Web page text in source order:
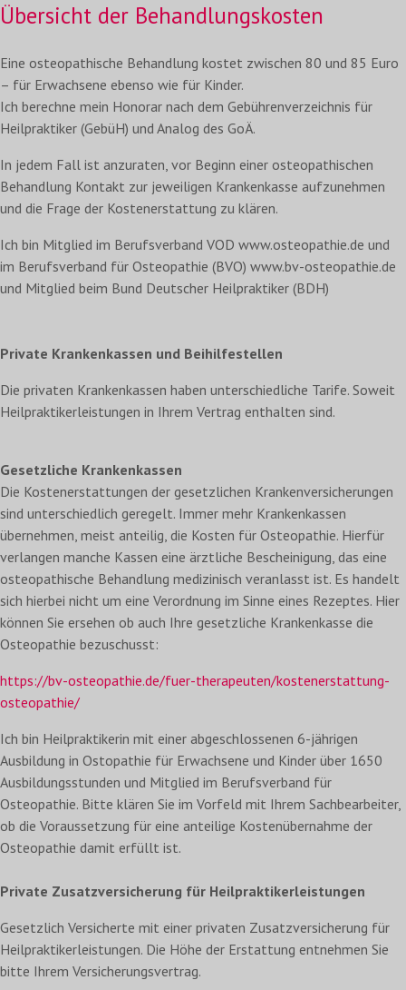
Übersicht der Behandlungskosten
Eine osteopathische Behandlung kostet zwischen 80 und 85 Euro
– für Erwachsene ebenso wie für Kinder.
Ich berechne mein Honorar nach dem Gebührenverzeichnis für
Heilpraktiker (GebüH) und Analog des GoÄ.
In jedem Fall ist anzuraten, vor Beginn einer osteopathischen
Behandlung Kontakt zur jeweiligen Krankenkasse aufzunehmen
und die Frage der Kostenerstattung zu klären.
Ich bin Mitglied im Berufsverband VOD www.osteopathie.de und
im Berufsverband für Osteopathie (BVO) www.bv-osteopathie.de
und Mitglied beim Bund Deutscher Heilpraktiker (BDH)
Private Krankenkassen und Beihilfestellen
Die privaten Krankenkassen haben unterschiedliche Tarife. Soweit
Heilpraktikerleistungen in Ihrem Vertrag enthalten sind.
Gesetzliche Krankenkassen
Die Kostenerstattungen der gesetzlichen Krankenversicherungen
sind unterschiedlich geregelt. Immer mehr Krankenkassen
übernehmen, meist anteilig, die Kosten für Osteopathie. Hierfür
verlangen manche Kassen eine ärztliche Bescheinigung, das eine
osteopathische Behandlung medizinisch veranlasst ist. Es handelt
sich hierbei nicht um eine Verordnung im Sinne eines Rezeptes. Hier
können Sie ersehen ob auch Ihre gesetzliche Krankenkasse die
Osteopathie bezuschusst:
https://bv-osteopathie.de/fuer-therapeuten/kostenerstattung-
osteopathie/
Ich bin Heilpraktikerin mit einer abgeschlossenen 6-jährigen
Ausbildung in Ostopathie für Erwachsene und Kinder über 1650
Ausbildungsstunden und Mitglied im Berufsverband für
Osteopathie. Bitte klären Sie im Vorfeld mit Ihrem Sachbearbeiter,
ob die Voraussetzung für eine anteilige Kostenübernahme der
Osteopathie damit erfüllt ist.
Private Zusatzversicherung für Heilpraktikerleistungen
Gesetzlich Versicherte mit einer privaten Zusatzversicherung für
Heilpraktikerleistungen. Die Höhe der Erstattung entnehmen Sie
bitte Ihrem Versicherungsvertrag.